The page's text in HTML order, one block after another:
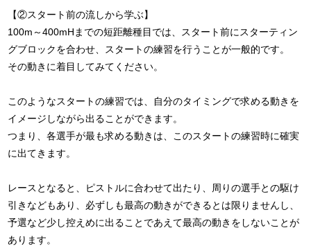
【②スタート前の流しから学ぶ】
100m～400mHまでの短距離種目では、スタート前にスターティン
グブロックを合わせ、スタートの練習を行うことが一般的です。
その動きに着目してみてください。
このようなスタートの練習では、自分のタイミングで求める動きを
イメージしながら出ることができます。
つまり、各選手が最も求める動きは、このスタートの練習時に確実
に出てきます。
レースとなると、ピストルに合わせて出たり、周りの選手との駆け
引きなどもあり、必ずしも最高の動きができるとは限りませんし、
予選など少し控えめに出ることであえて最高の動きをしないことが
あります。